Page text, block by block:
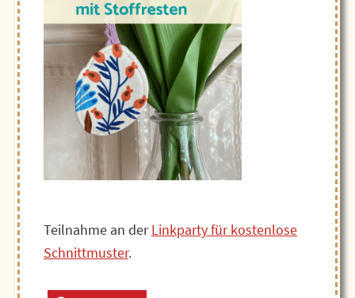
Teilnahme an derLinkparty für kostenlose
Schnittmuster.